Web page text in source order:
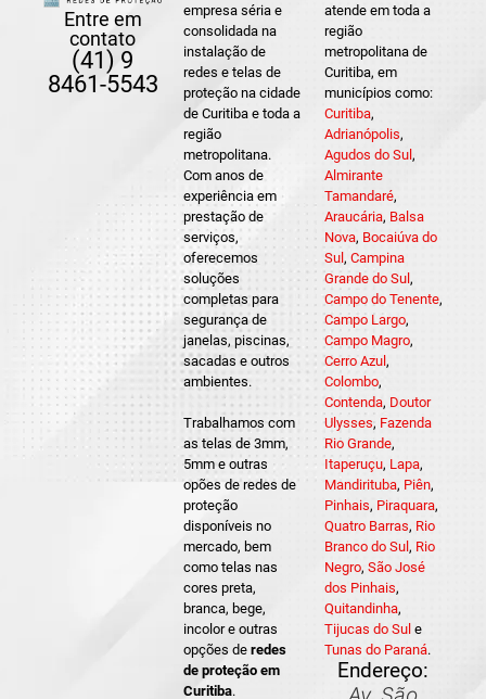
Entre em
contato
(41) 9
8461-5543
empresa séria e
consolidada na
instalação de
redes e telas de
proteção na cidade
de Curitiba e toda a
região
metropolitana.
Com anos de
experiência em
prestação de
serviços,
oferecemos
soluções
completas para
segurança de
janelas, piscinas,
sacadas e outros
ambientes.
Trabalhamos com
as telas de 3mm,
5mm e outras
opões de redes de
proteção
disponíveis no
mercado, bem
como telas nas
cores preta,
branca, bege,
incolor e outras
opções deredes
de proteção em
Curitiba.
atende em toda a
região
metropolitana de
Curitiba, em
municípios como:
Curitiba,
Adrianópolis,
Agudos do Sul ,
Almirante
Tamandaré,
Araucária, Balsa
Nova, Bocaiúva do
Sul , Campina
Grande do Sul ,
Campo do Tenente,
Campo Largo,
Campo Magro,
Cerro Azul ,
Colombo,
Contenda, Doutor
Ulysses, Fazenda
Rio Grande,
Itaperuçu, Lapa,
Mandirituba, Piên,
Pinhais, Piraquara,
Quatro Barras, Rio
Branco do Sul , Rio
Negro, São José
dos Pinhais,
Quitandinha,
Tijucas do Sul e
Tunas do Paraná.
Endereço: